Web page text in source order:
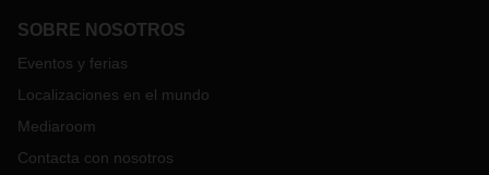
SOBRE NOSOTROS
Eventos y ferias
Localizaciones en el mundo
Mediaroom
Contacta con nosotros